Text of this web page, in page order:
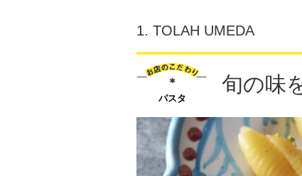
1. TOLAH UMEDA
パスタ
旬の味